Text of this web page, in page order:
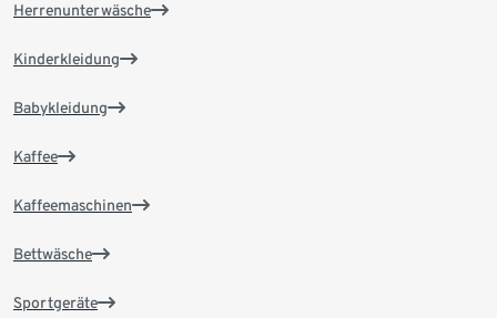
Herrenunterwäsche
Kinderkleidung
Babykleidung
Kaffee
Kaffeemaschinen
Bettwäsche
Sportgeräte